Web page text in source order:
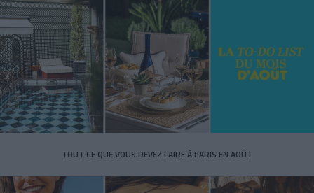
TOUT CE QUE VOUS DEVEZ FAIRE À PARIS EN AOÛT